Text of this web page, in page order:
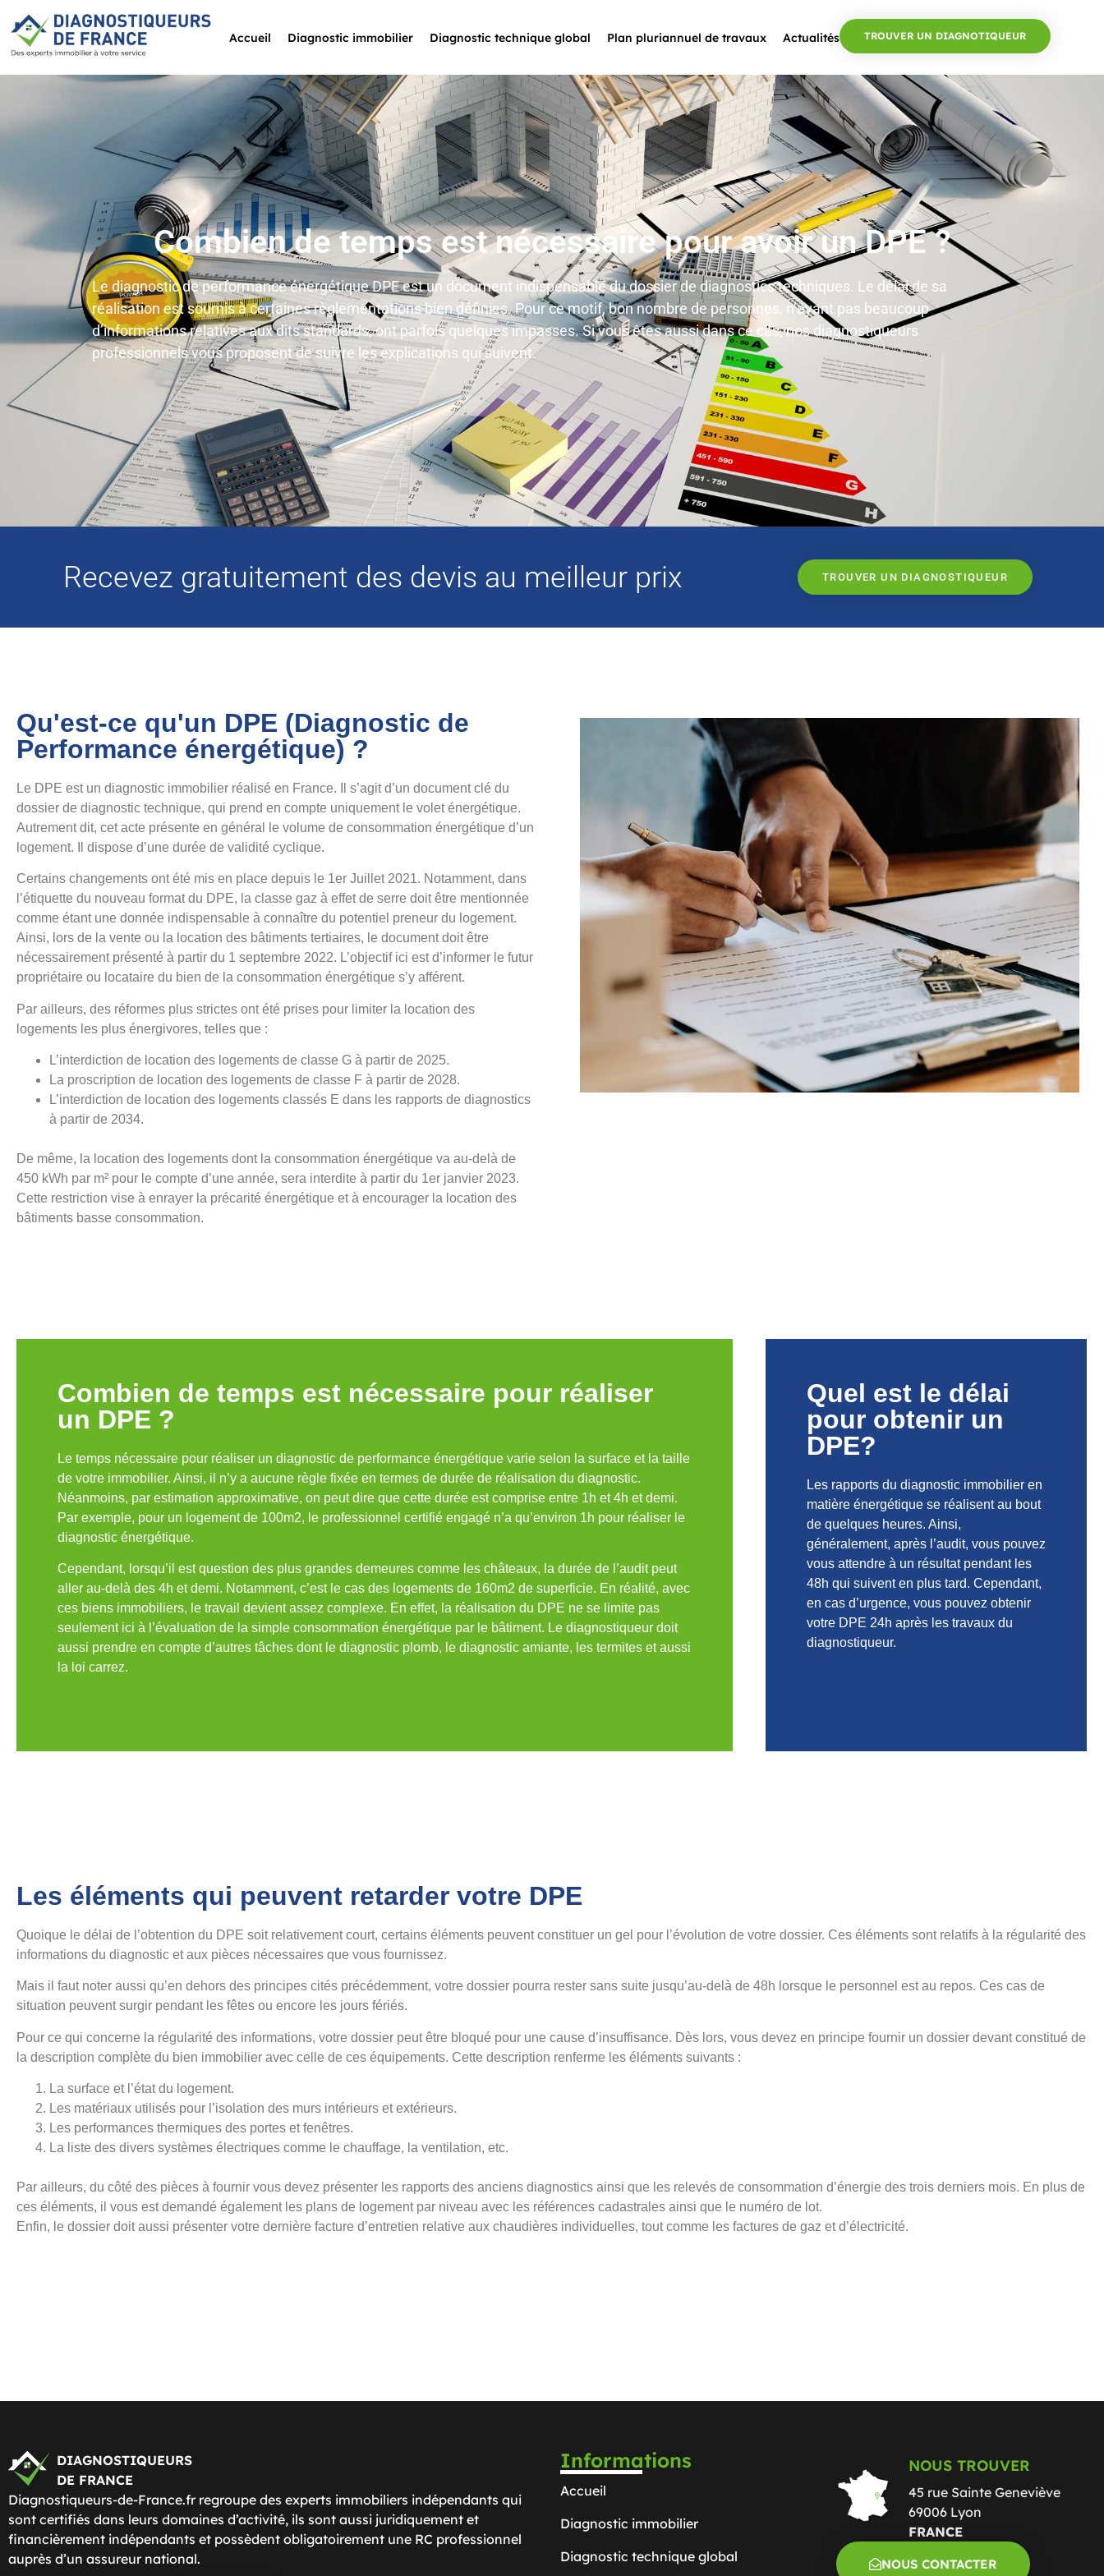
Accueil Diagnostic immobilier Diagnostic technique global Plan pluriannuel de travaux Actualités TROUVER UN DIAGNOTIQUEUR
Combien de temps est nécessaire pour avoir un DPE ?
Le diagnostic de performance énergétique DPE est un document indispensable du dossier de diagnostics techniques. Le délai de sa
réalisation est soumis à certaines règlementations bien définies. Pour ce motif, bon nombre de personnes, n’ayant pas beaucoup
d’informations relatives aux dits standards, ont parfois quelques impasses. Si vous êtes aussi dans ce cas, nos diagnostiqueurs
professionnels vous proposent de suivre les explications qui suivent.
Recevez gratuitement des devis au meilleur prix TROUVER UN DIAGNOSTIQUEUR
Qu'est-ce qu'un DPE (Diagnostic de
Performance énergétique) ?
Le DPE est un diagnostic immobilier réalisé en France. Il s’agit d’un document clé du
dossier de diagnostic technique, qui prend en compte uniquement le volet énergétique.
Autrement dit, cet acte présente en général le volume de consommation énergétique d’un
logement. Il dispose d’une durée de validité cyclique.
Certains changements ont été mis en place depuis le 1er Juillet 2021. Notamment, dans
l’étiquette du nouveau format du DPE, la classe gaz à effet de serre doit être mentionnée
comme étant une donnée indispensable à connaître du potentiel preneur du logement.
Ainsi, lors de la vente ou la location des bâtiments tertiaires, le document doit être
nécessairement présenté à partir du 1 septembre 2022. L’objectif ici est d’informer le futur
propriétaire ou locataire du bien de la consommation énergétique s’y afférent.
Par ailleurs, des réformes plus strictes ont été prises pour limiter la location des
logements les plus énergivores, telles que :
L’interdiction de location des logements de classe G à partir de 2025.
La proscription de location des logements de classe F à partir de 2028.
L’interdiction de location des logements classés E dans les rapports de diagnostics
à partir de 2034.
De même, la location des logements dont la consommation énergétique va au-delà de
450 kWh par m² pour le compte d’une année, sera interdite à partir du 1er janvier 2023.
Cette restriction vise à enrayer la précarité énergétique et à encourager la location des
bâtiments basse consommation.
Combien de temps est nécessaire pour réaliser
un DPE ?
Le temps nécessaire pour réaliser un diagnostic de performance énergétique varie selon la surface et la taille
de votre immobilier. Ainsi, il n’y a aucune règle fixée en termes de durée de réalisation du diagnostic.
Néanmoins, par estimation approximative, on peut dire que cette durée est comprise entre 1h et 4h et demi.
Par exemple, pour un logement de 100m2, le professionnel certifié engagé n’a qu’environ 1h pour réaliser le
diagnostic énergétique.
Cependant, lorsqu’il est question des plus grandes demeures comme les châteaux, la durée de l’audit peut
aller au-delà des 4h et demi. Notamment, c’est le cas des logements de 160m2 de superficie. En réalité, avec
ces biens immobiliers, le travail devient assez complexe. En effet, la réalisation du DPE ne se limite pas
seulement ici à l’évaluation de la simple consommation énergétique par le bâtiment. Le diagnostiqueur doit
aussi prendre en compte d’autres tâches dont le diagnostic plomb, le diagnostic amiante, les termites et aussi
la loi carrez.
Quel est le délai
pour obtenir un
DPE?
Les rapports du diagnostic immobilier en
matière énergétique se réalisent au bout
de quelques heures. Ainsi,
généralement, après l’audit, vous pouvez
vous attendre à un résultat pendant les
48h qui suivent en plus tard. Cependant,
en cas d’urgence, vous pouvez obtenir
votre DPE 24h après les travaux du
diagnostiqueur.
Les éléments qui peuvent retarder votre DPE
Quoique le délai de l’obtention du DPE soit relativement court, certains éléments peuvent constituer un gel pour l’évolution de votre dossier. Ces éléments sont relatifs à la régularité des
informations du diagnostic et aux pièces nécessaires que vous fournissez.
Mais il faut noter aussi qu’en dehors des principes cités précédemment, votre dossier pourra rester sans suite jusqu’au-delà de 48h lorsque le personnel est au repos. Ces cas de
situation peuvent surgir pendant les fêtes ou encore les jours fériés.
Pour ce qui concerne la régularité des informations, votre dossier peut être bloqué pour une cause d’insuffisance. Dès lors, vous devez en principe fournir un dossier devant constitué de
la description complète du bien immobilier avec celle de ces équipements. Cette description renferme les éléments suivants :
La surface et l’état du logement.
Les matériaux utilisés pour l’isolation des murs intérieurs et extérieurs.
Les performances thermiques des portes et fenêtres.
La liste des divers systèmes électriques comme le chauffage, la ventilation, etc.
Par ailleurs, du côté des pièces à fournir vous devez présenter les rapports des anciens diagnostics ainsi que les relevés de consommation d’énergie des trois derniers mois. En plus de
ces éléments, il vous est demandé également les plans de logement par niveau avec les références cadastrales ainsi que le numéro de lot.
Enfin, le dossier doit aussi présenter votre dernière facture d’entretien relative aux chaudières individuelles, tout comme les factures de gaz et d’électricité.
DIAGNOSTIQUEURS
DE FRANCE
Diagnostiqueurs-de-France.fr regroupe des experts immobiliers indépendants qui
sont certifiés dans leurs domaines d’activité, ils sont aussi juridiquement et
financièrement indépendants et possèdent obligatoirement une RC professionnel
auprès d’un assureur national.
Informations
Accueil
Diagnostic immobilier
Diagnostic technique global
NOUS TROUVER
45 rue Sainte Geneviève
69006 Lyon
FRANCE
NOUS CONTACTER